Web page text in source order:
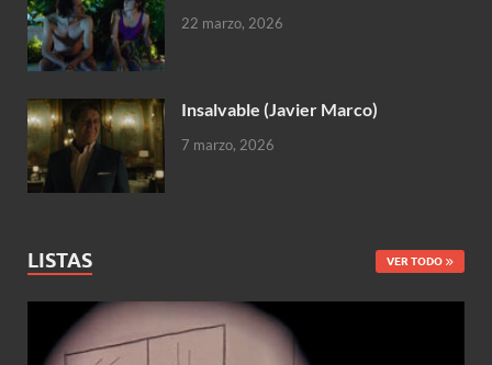
22 marzo, 2026
Insalvable (Javier Marco)
7 marzo, 2026
LISTAS VER TODO